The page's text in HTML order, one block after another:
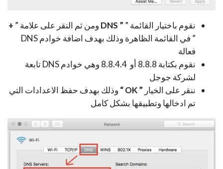
نقوم باختيار القائمة ” ” DNS ومن ثم النقر على علامة ” +
” في القائمة الظاهرة وذلك بهدف اضافة خوادم DNS
فعالة
نقوم بكتابة 8.8.8 أو 8.8.4.4 وهي خوادم DNS تابعة
لشركة جوجل
ننقر على الخيار ” OK “
وذلك بهدف حفظ الاعدادات التي
تم ادخالها وتطبيقها بشكل كامل